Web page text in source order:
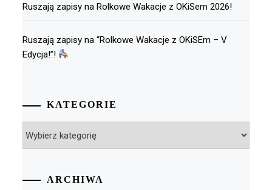
Ruszają zapisy na Rolkowe Wakacje z OKiSem 2026!
Ruszają zapisy na “Rolkowe Wakacje z OKiSEm – V
Edycja!”!
KATEGORIE
ARCHIWA